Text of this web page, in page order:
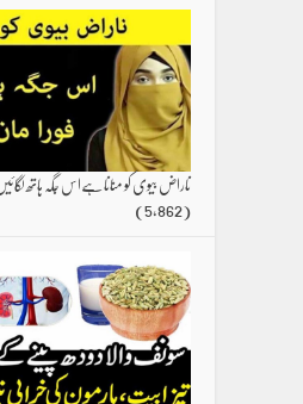
ناراض بیوی کو منانا ہےاس جگہ ہاتھ
(5,862)